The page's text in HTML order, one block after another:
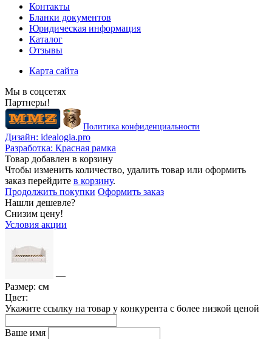
Контакты
Бланки документов
Юридическая информация
Каталог
Отзывы
Карта сайта
Мы в соцсетях
Партнеры!
Политика конфиденциальности
Дизайн: idealogia.pro
Разработка: Красная рамка
Товар добавлен в корзину
Чтобы изменить количество, удалить товар или оформить
заказ перейдите в корзину.
Продолжить покупки Оформить заказ
Нашли дешевле?
Снизим цену!
Условия акции
—
Размер: см
Цвет:
Укажите ссылку на товар у конкурента с более низкой ценой
Ваше имя